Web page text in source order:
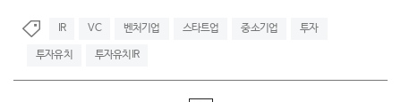
IR VC 벤처기업 스타트업 중소기업 투자
투자유치 투자유치IR